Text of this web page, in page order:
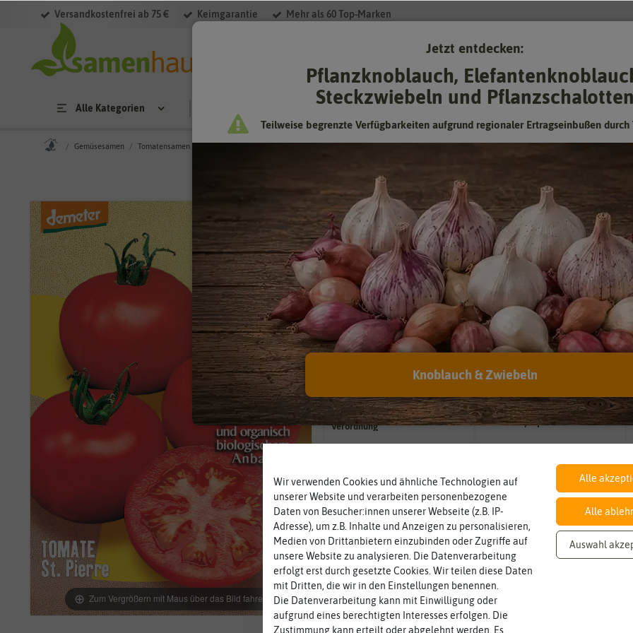
Versandkostenfrei ab 75 € Keimgarantie Mehr als 60 Top-Marken
Alle Kategorien
Gemüsesamen Tomatensamen
Zum Vergrößern mit Maus über das Bild fahren
BIO Fleischtomate St. Pierre
Saatgut aus biologisch - dynamischem und organisch
biologischem Anbau
Hersteller:
Reinsaat
Artikelnummer:
To13-rs
EAN:
9120003553738
Öko-Kontrollstelle:
DE-ÖKO-006
BIO
nach EG Öko-
Verordnung
Saatgut aus Betrieben, die nach
den Richtlinien der biologischen
Landwirtschaft arbeiten.
Inhalt
ca.25 PflanzenWie viel ist enthalten
Botanischer Name
Solanum lycopersicum
Namen zur eindeutigen
Bestimmung der Pflanze.
Standort
sonnig
Wie viel Licht benötigt die
Pflanze? (schattig, halbschattig,
sonnig, vollsonnig)
Winterhart
nein
Pflanzen, die im Freien ohne
Probleme überwintern können.
Lebensdauer
einjährig
Pflanzen werden kategorisiert in:
einjährig, zweijährig oder
mehrjährig.
Fruchtfarbe
sie nach dem Reifungsprozess hat.
Wir verwenden Cookies und ähnliche Technologien auf
unserer Website und verarbeiten personenbezogene
Daten von Besucher:innen unserer Webseite (z.B. IP-
Adresse), um z.B. Inhalte und Anzeigen zu personalisieren,
Medien von Drittanbietern einzubinden oder Zugriffe auf
unsere Website zu analysieren. Die Datenverarbeitung
erfolgt erst durch gesetzte Cookies. Wir teilen diese Daten
mit Dritten, die wir in den Einstellungen benennen.
Die Datenverarbeitung kann mit Einwilligung oder
aufgrund eines berechtigten Interesses erfolgen. Die
Zustimmung kann erteilt oder abgelehnt werden. Es
Alle
Alle
Auswahl
Jetzt entdecken:
Pflanzknoblauch,
Steckzwiebeln und Pflanzschalotten
Teilweise begrenzte Verfügbarkeiten aufgrund regionaler Ertragseinbußen durch
Knoblauch & Zwiebeln